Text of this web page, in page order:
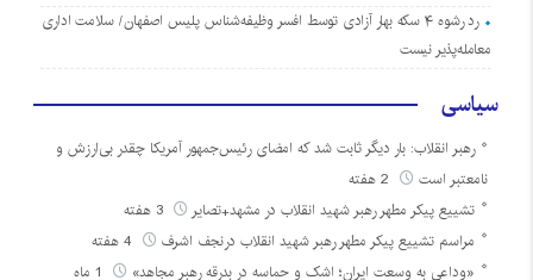
رد رشوه ۴ سکه بهار آزادی توسط افسر وظیفه‌شناس پلیس اصفهان/ سلامت اداری
معامله‌پذیر نیست
سیاسی
رهبر انقلاب: بار دیگر ثابت شد که امضای رئیس‌جمهور آمریکا چقدر بی‌ارزش و
نامعتبر است
تشییع پیکر مطهر رهبر شهید انقلاب در مشهد+تصایر
3 هفته
مراسم تشییع پیکر مطهر رهبر شهید انقلاب درنجف اشرف
«وداعی به وسعت ایران؛ اشک و حماسه در بدرقه رهبر مجاهد»